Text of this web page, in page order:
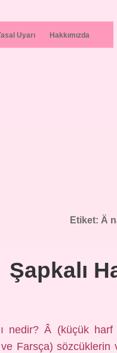
Uyarı Hakkımızda
Etiket: Ä
Şapkalı
nedir? Â (küçük
Farsça)